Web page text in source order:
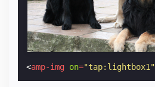
<amp-img on="tap:lightbox1"